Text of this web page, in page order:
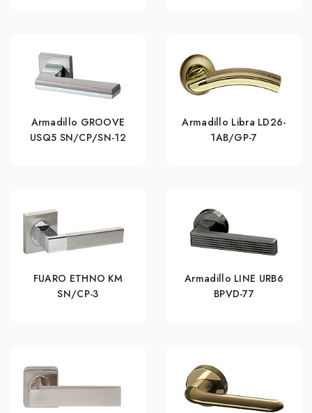
Armadillo GROOVE
USQ5 SN/СР/SN-12
Armadillo Libra LD26-
1AB/GP-7
FUARO ETHNO KM
SN/CP-3
Armadillo LINE URB6
BPVD-77